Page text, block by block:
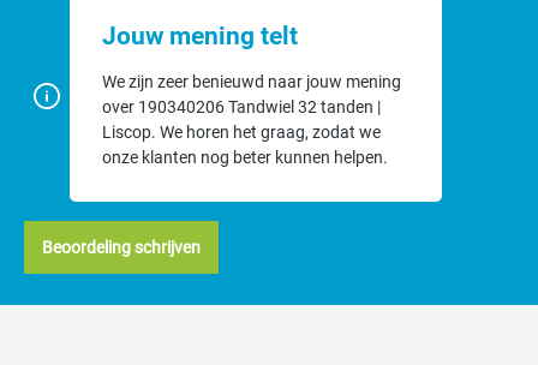
Jouw mening telt
We zijn zeer benieuwd naar jouw mening
over 190340206 Tandwiel 32 tanden |
Liscop. We horen het graag, zodat we
onze klanten nog beter kunnen helpen.
Beoordeling schrijven